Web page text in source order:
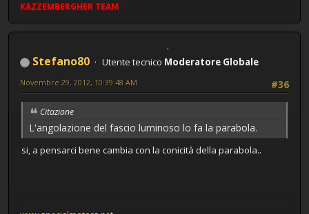
KAZZEMBERGHER TEAM
Stefano80 Utente tecnico Moderatore Globale
#36
Novembre 29, 2012, 10:39:48 AM
Citazione
L'angolazione del fascio luminoso lo fa la parabola.
si, a pensarci bene cambia con la conicità della parabola..